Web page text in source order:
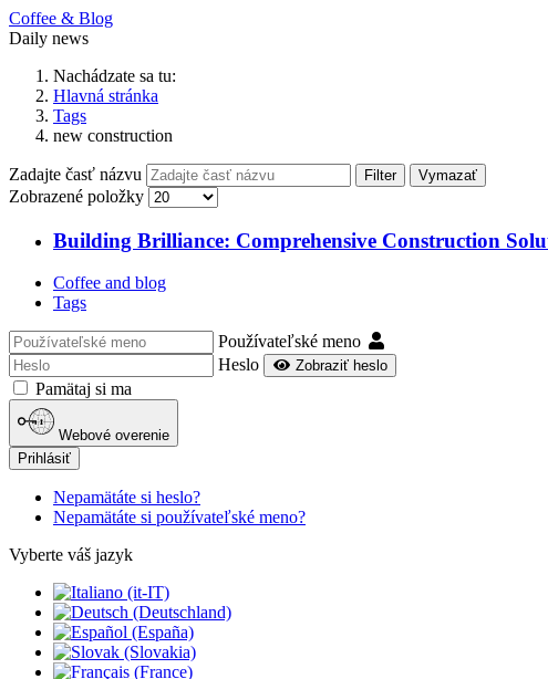
Coffee & Blog
Daily news
Nachádzate sa tu:
Hlavná stránka
Tags
new construction
Zadajte časť názvu Filter Vymazať
Zobrazené položky
Building Brilliance: Comprehensive Construction
Coffee and blog
Tags
Používateľské meno
Heslo
Zobraziť heslo
Pamätaj si ma
Webové overenie
Prihlásiť
Nepamätáte si heslo?
Nepamätáte si používateľské meno?
Vyberte váš jazyk